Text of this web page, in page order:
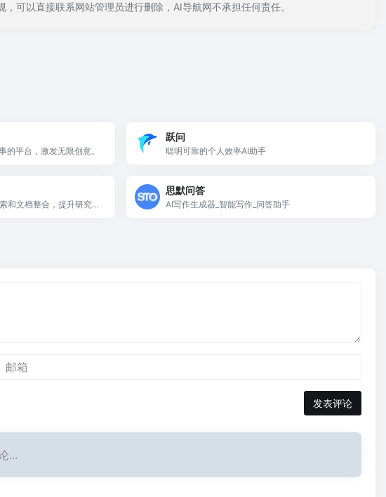
可以直接联系网站管理员进行删除，AI导航网不承担任何责任。
的平台，激发无限创意。
跃问
聪明可靠的个人效率AI助手
和文档整合，提升研究与
思默问答
AI写作生成器_智能写作_问答助手
发表评论
...